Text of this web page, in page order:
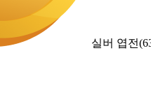
실버 엽전(